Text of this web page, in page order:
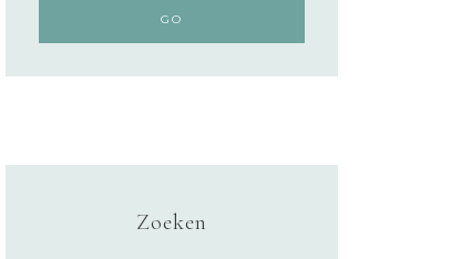
Zoeken